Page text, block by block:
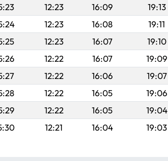
12:23 16:09 19:13
12:23 16:08 19:11
12:23 16:07 19:10
12:22 16:07 19:09
12:22 16:06 19:07
12:22 16:05 19:06
12:22 16:05 19:04
12:21 16:04 19:03